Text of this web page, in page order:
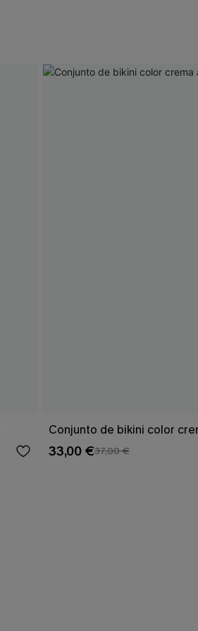
Conjunto de bikini color
33,00 €37,00 €